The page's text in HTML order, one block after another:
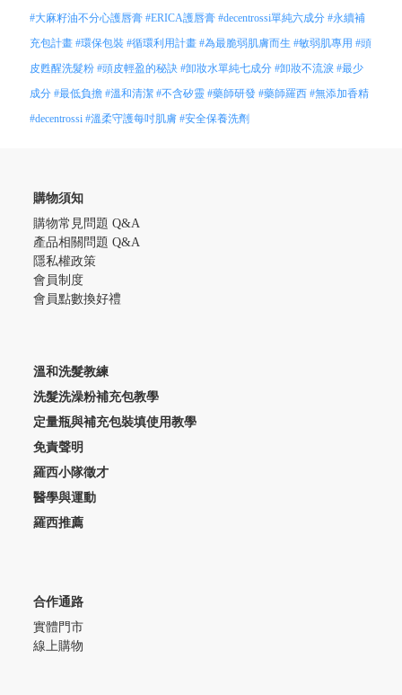
#大麻籽油不分心護唇膏 #ERICA護唇膏 #decentrossi單純六成分 #永續補
充包計畫 #環保包裝 #循環利用計畫 #為最脆弱肌膚而生 #敏弱肌專用 #頭
皮甦醒洗髮粉 #頭皮輕盈的秘訣 #卸妝水單純七成分 #卸妝不流淚 #最少
成分 #最低負擔 #溫和清潔 #不含矽靈 #藥師研發 #藥師羅西 #無添加香精
#decentrossi #溫柔守護每吋肌膚 #安全保養洗劑
購物須知
購物常見問題 Q&A
產品相關問題 Q&A
隱私權政策
會員制度
會員點數換好禮
溫和洗髮教練
洗髮洗澡粉補充包教學
定量瓶與補充包裝填使用教學
免責聲明
羅西小隊徵才
醫學與運動
羅西推薦
合作通路
實體門市
線上購物